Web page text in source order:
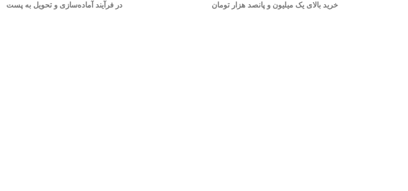
خرید بالای یک میلیون و پانصد هزار تومان در فرآیند آماده‌سازی و تحویل به پست